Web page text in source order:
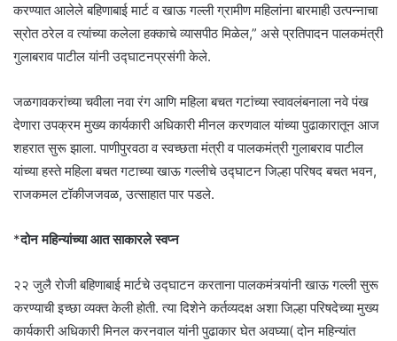
करण्यात आलेले बहिणाबाई मार्ट व खाऊ गल्ली ग्रामीण महिलांना बारमाही उत्पन्नाचा
स्रोत ठरेल व त्यांच्या कलेला हक्काचे व्यासपीठ मिळेल,” असे प्रतिपादन पालकमंत्री
गुलाबराव पाटील यांनी उद्घाटनप्रसंगी केले.
जळगावकरांच्या चवीला नवा रंग आणि महिला बचत गटांच्या स्वावलंबनाला नवे पंख
देणारा उपक्रम मुख्य कार्यकारी अधिकारी मीनल करणवाल यांच्या पुढाकारातून आज
शहरात सुरू झाला. पाणीपुरवठा व स्वच्छता मंत्री व पालकमंत्री गुलाबराव पाटील
यांच्या हस्ते महिला बचत गटाच्या खाऊ गल्लीचे उद्घाटन जिल्हा परिषद बचत भवन,
राजकमल टॉकीजजवळ, उत्साहात पार पडले.
*दोन महिन्यांच्या आत साकारले स्वप्न
२२ जुलै रोजी बहिणाबाई मार्टचे उद्घाटन करताना पालकमंत्र्यांनी खाऊ गल्ली सुरू
करण्याची इच्छा व्यक्त केली होती. त्या दिशेने कर्तव्यदक्ष अशा जिल्हा परिषदेच्या मुख्य
कार्यकारी अधिकारी मिनल करनवाल यांनी पुढाकार घेत अवघ्या( दोन महिन्यांत